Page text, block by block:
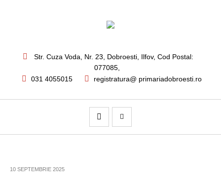
Str. Cuza Voda, Nr. 23 Dobroesti, Ilfov, Cod Postal:
077085,
031 4055015
registratura@ primariadobroesti.ro
10 SEPTEMBRIE 2025